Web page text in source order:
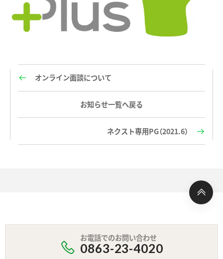
オンライン面談について
お知らせ一覧へ戻る
ネクスト専用PG（2021.6）
お電話でのお問い合わせ
0863-23-4020